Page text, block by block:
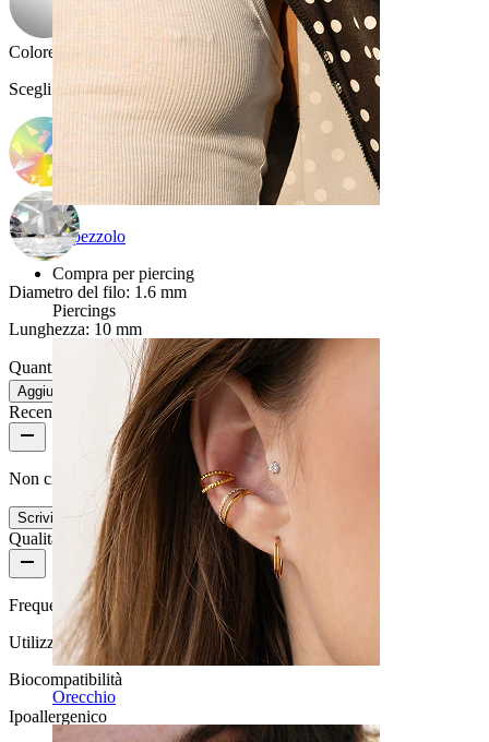
Capezzolo
Compra per piercing
Piercings
Orecchio
Colore della pietra
Scegli Colore della pietra
Diametro del filo: 1.6 mm
Lunghezza: 10 mm
Quantità: 1
Modifica
Aggiungi al carrello
Recensioni del prodotto
Non ci sono ancora recensioni per questo prodotto
Scrivi una recensione
Qualità del prodotto
Frequenza di utilizzo
Utilizzo moderato
Biocompatibilità
Ipoallergenico